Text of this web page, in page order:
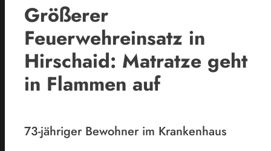
Größerer
Feuerwehreinsatz in
Hirschaid: Matratze geht
in Flammen auf
73-jähriger Bewohner im Krankenhaus